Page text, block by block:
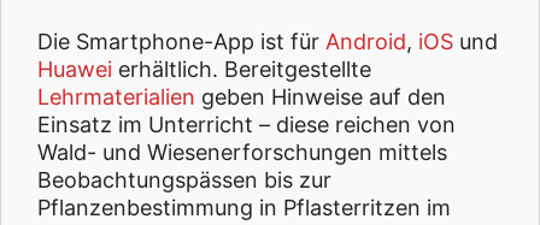
Die Smartphone-App ist für Android, iOS und
Huawei erhältlich. Bereitgestellte
Lehrmaterialien geben Hinweise auf den
Einsatz im Unterricht – diese reichen von
Wald- und Wiesenerforschungen mittels
Beobachtungspässen bis zur
Pflanzenbestimmung in Pflasterritzen im